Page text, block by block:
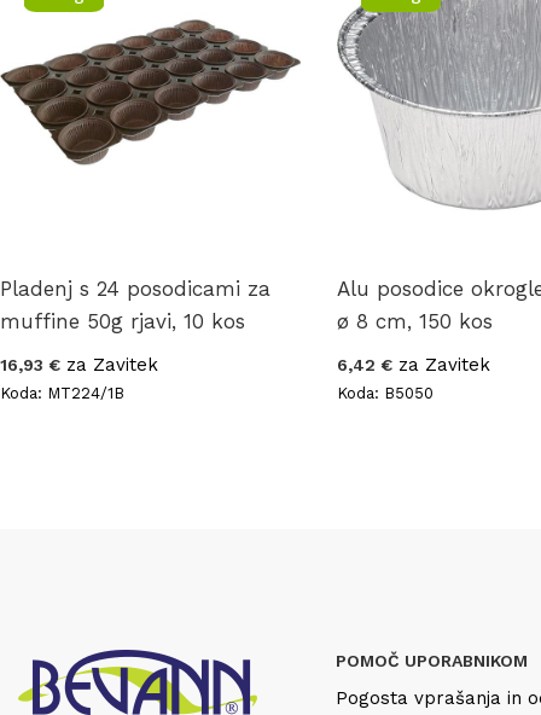
Pladenj s 24 posodicami za
muffine 50g rjavi, 10 kos
16,93 € za Zavitek
Koda: MT224/1B
Alu posodice
ø 8 cm, 150 kos
6,42 € za Zavitek
Koda: B5050
POMOČ UPORABNIKOM
Pogosta vprašanja in